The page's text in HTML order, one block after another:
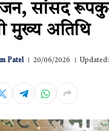
सांसद
मुख्य अतिथि
Patel 20/06/2026 Updated: